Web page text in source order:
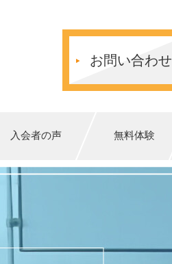
お問い合わせ
入会者の声 無料体験